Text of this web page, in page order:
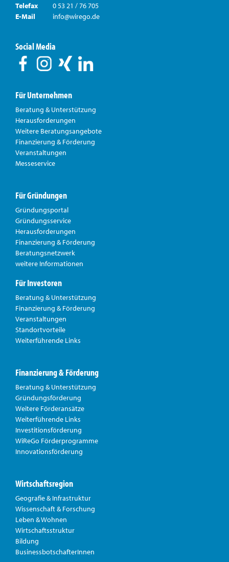
Telefax
0 53 21 / 76 705
E-Mail
info@wirego.de
Social Media
Für Unternehmen
Beratung & Unterstützung
Herausforderungen
Weitere Beratungsangebote
Finanzierung & Förderung
Veranstaltungen
Messeservice
Für Gründungen
Gründungsportal
Gründungsservice
Herausforderungen
Finanzierung & Förderung
Beratungsnetzwerk
weitere Informationen
Für Investoren
Beratung & Unterstützung
Finanzierung & Förderung
Veranstaltungen
Standortvorteile
Weiterführende Links
Finanzierung & Förderung
Beratung & Unterstützung
Gründungsförderung
Weitere Förderansätze
Weiterführende Links
Investitionsförderung
WiReGo Förderprogramme
Innovationsförderung
Wirtschaftsregion
Geografie & Infrastruktur
Wissenschaft & Forschung
Leben & Wohnen
Wirtschaftsstruktur
Bildung
BusinessbotschafterInnen